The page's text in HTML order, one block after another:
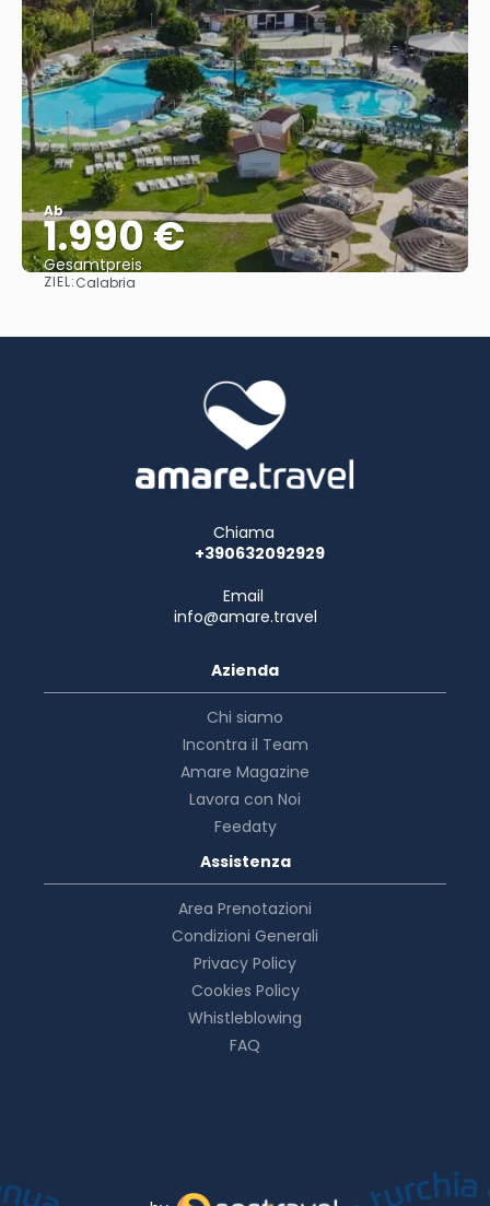
Ab
1.990 €
Gesamtpreis
ZIEL:Calabria
Chiama
+390632092929
Email
info@amare.travel
Azienda
Chi siamo
Incontra il Team
Amare Magazine
Lavora con Noi
Feedaty
Assistenza
Area Prenotazioni
Condizioni Generali
Privacy Policy
Cookies Policy
Whistleblowing
FAQ